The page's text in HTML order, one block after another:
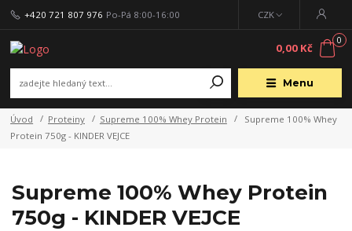
Menu
CZK
+420 721 807 976 Po-Pá 8:00-16:00
0
0,00 Kč
Úvod Proteiny Supreme 100% Whey Protein
Supreme 100% Whey
Protein 750g - KINDER VEJCE
Supreme 100% Whey Protein
750g - KINDER VEJCE